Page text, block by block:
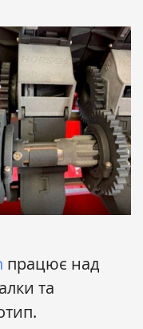
працює над
та